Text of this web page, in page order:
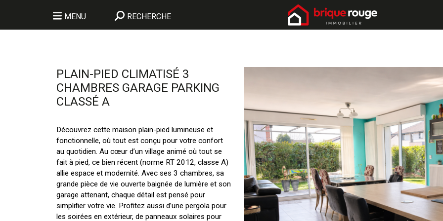
MENU RECHERCHE
PLAIN-PIED CLIMATISÉ 3
CHAMBRES GARAGE PARKING
CLASSÉ A
Découvrez cette maison plain-pied lumineuse et
fonctionnelle, où tout est conçu pour votre confort
au quotidien. Au cœur d’un village animé où tout se
fait à pied, ce bien récent (norme RT 2012, classe A)
allie espace et modernité. Avec ses 3 chambres, sa
grande pièce de vie ouverte baignée de lumière et son
garage attenant, chaque détail est pensé pour
simplifier votre vie. Profitez aussi d’une pergola pour
les soirées en extérieur, de panneaux solaires pour